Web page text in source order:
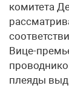
комитета
Вице-
плеяды